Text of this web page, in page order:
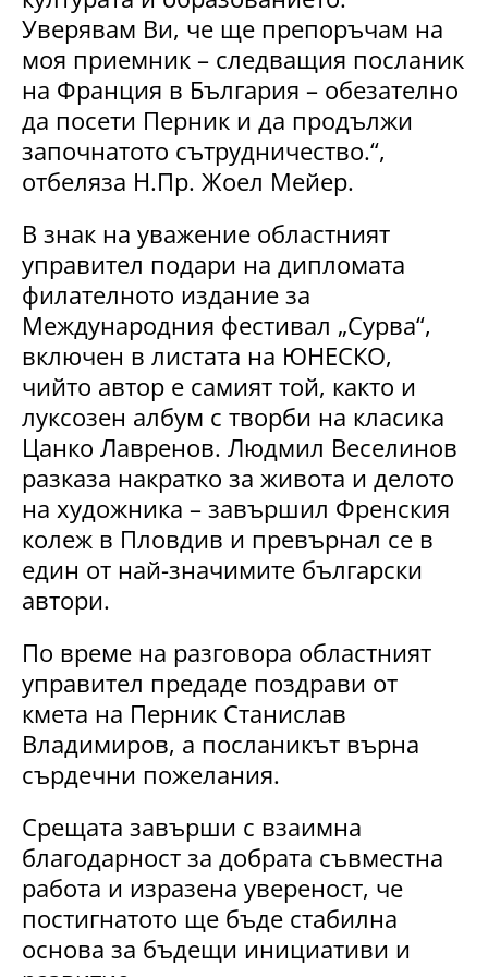
Уверявам Ви, че ще препоръчам на
моя приемник – следващия посланик
на Франция в България – обезателно
да посети Перник и да продължи
започнатото сътрудничество.“,
отбеляза Н.Пр. Жоел Мейер.
В знак на уважение областният
управител подари на дипломата
филателното издание за
Международния фестивал „Сурва“,
включен в листата на ЮНЕСКО,
чийто автор е самият той, както и
луксозен албум с творби на класика
Цанко Лавренов. Людмил Веселинов
разказа накратко за живота и делото
на художника – завършил Френския
колеж в Пловдив и превърнал се в
един от най-значимите български
автори.
По време на разговора областният
управител предаде поздрави от
кмета на Перник Станислав
Владимиров, а посланикът върна
сърдечни пожелания.
Срещата завърши с взаимна
благодарност за добрата съвместна
работа и изразена увереност, че
постигнатото ще бъде стабилна
основа за бъдещи инициативи и